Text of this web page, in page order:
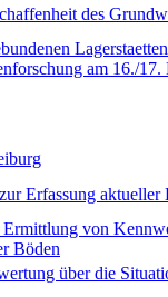
des
am 16./17.
Erfassung aktueller
von
Böden
über die